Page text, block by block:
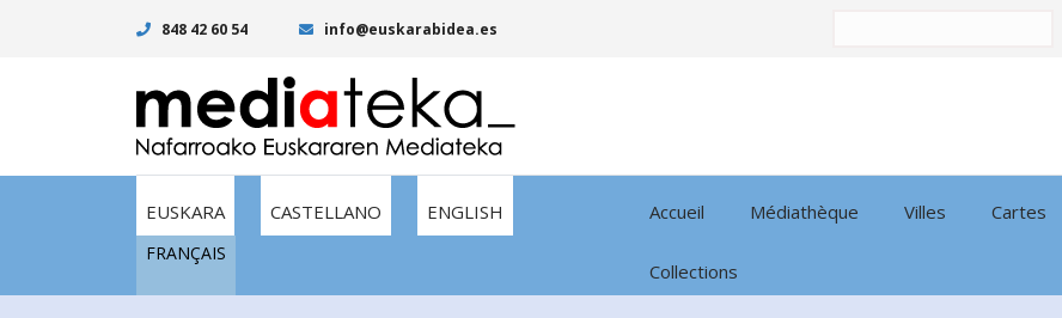
848 42 60 54 info@euskarabidea.es
EUSKARA CASTELLANO ENGLISH
FRANÇAIS
Accueil Médiathèque Villes Cartes
Collections